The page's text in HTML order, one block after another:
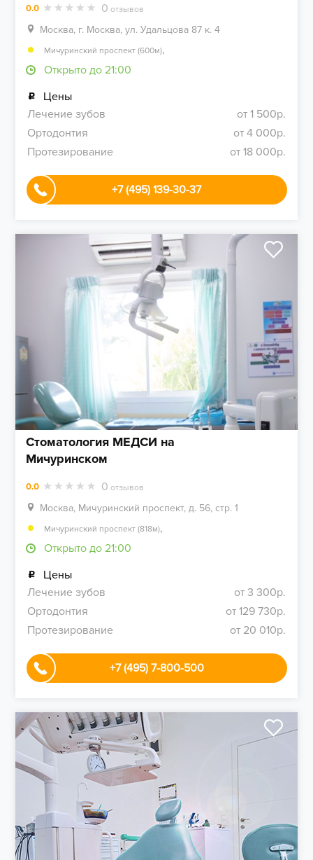
0.0 0 отзывов
Москва, г. Москва, ул. Удальцова 87 к. 4
Мичуринский проспект (600м),
Открыто до 21:00
Цены
Лечение зубов
от 1 500р.
Ортодонтия
от 4 000р.
Протезирование
от 18 000р.
+7 (495) 139-30-37
Стоматология МЕДСИ на
Мичуринском
0.0 0 отзывов
Москва, Мичуринский проспект, д. 56, стр. 1
Мичуринский проспект (818м),
Открыто до 21:00
Цены
Лечение зубов
от 3 300р.
Ортодонтия
от 129 730р.
Протезирование
от 20 010р.
+7 (495) 7-800-500